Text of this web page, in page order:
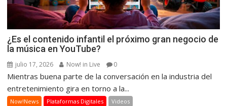
¿Es el contenido infantil el próximo gran negocio de
la música en YouTube?
julio 17, 2026 Now! in Live 0
Mientras buena parte de la conversación en la industria del
entretenimiento gira en torno a la...
Now!News Plataformas Digitales Videos